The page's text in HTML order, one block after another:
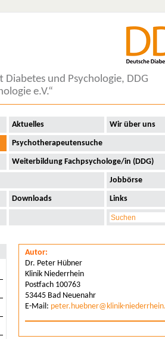
Diabetes und Psychologie, DDG
e.V.“
Aktuelles Wir über uns
Psychotherapeutensuche
Weiterbildung Fachpsychologe/in (DDG)
Jobbörse
Downloads Links
Autor:
Dr. Peter Hübner
Klinik Niederrhein
Postfach 100763
53445 Bad Neuenahr
E-Mail: peter.huebner@klinik-